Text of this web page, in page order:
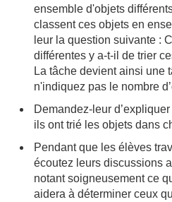
ensemble d'objets
classent ces objets en
leur la question suivante :
différentes y a-t-il de trier
La tâche devient ainsi une
n'indiquez pas le nombre
Demandez-leur
ils ont trié les objets dans
Pendant que les élèves
écoutez leurs discussions
notant soigneusement ce
aidera à déterminer ceux